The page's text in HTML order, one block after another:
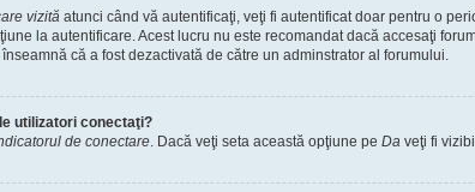
vizită atunci când vă autentificaţi, veţi fi autentificat doar pentru o
la autentificare. Acest lucru nu este recomandat dacă accesaţi
că a fost dezactivată de către un adminstrator al forumului.
utilizatori conectaţi?
de conectare. Dacă veţi seta această opţiune pe Da veţi fi